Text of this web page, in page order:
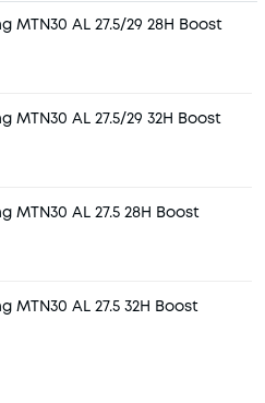
MTN30 AL 27.5/29 28H Boost
MTN30 AL 27.5/29 32H Boost
MTN30 AL 27.5 28H Boost
MTN30 AL 27.5 32H Boost